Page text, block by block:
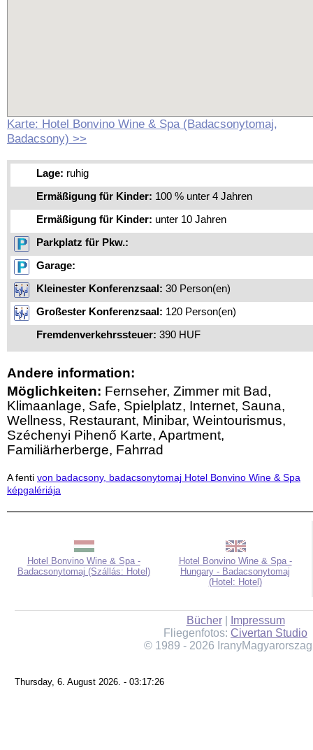
Karte: Hotel Bonvino Wine & Spa (Badacsonytomaj,
Badacsony) >>
Lage: ruhig
Ermäßigung für Kinder: 100 % unter 4 Jahren
Ermäßigung für Kinder: unter 10 Jahren
Parkplatz für Pkw.:
Garage:
Kleinester Konferenzsaal: 30 Person(en)
Großester Konferenzsaal: 120 Person(en)
Fremdenverkehrssteuer: 390 HUF
Andere information:
Möglichkeiten: Fernseher, Zimmer mit Bad,
Klimaanlage, Safe, Spielplatz, Internet, Sauna,
Wellness, Restaurant, Minibar, Weintourismus,
Széchenyi Pihenő Karte, Apartment,
Familiärherberge, Fahrrad
A fenti von badacsony, badacsonytomaj Hotel Bonvino Wine & Spa
képgalériája
Hotel Bonvino Wine & Spa -
Badacsonytomaj (Szállás: Hotel)
Hotel Bonvino Wine & Spa -
Hungary - Badacsonytomaj
(Hotel: Hotel)
Bücher|
Impressum
Fliegenfotos: Civertan Studio
© 1989 - 2026
Thursday, 6. August 2026. - 03:17:26